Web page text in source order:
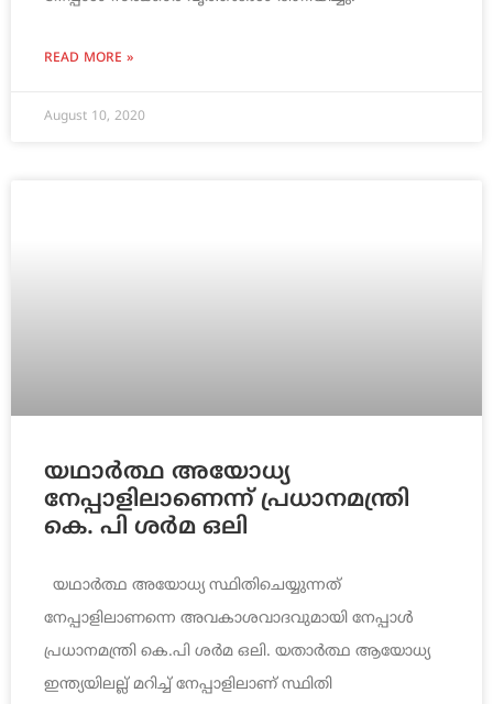
READ MORE »
August 10, 2020
യഥാര്‍ത്ഥ അയോധ്യ
നേപ്പാളിലാണെന്ന് പ്രധാനമന്ത്രി
കെ. പി ശര്‍മ ഒലി
യഥാര്‍ത്ഥ അയോധ്യ സ്ഥിതിചെയ്യുന്നത്
നേപ്പാളിലാണന്നെ അവകാശവാദവുമായി നേപ്പാള്‍
പ്രധാനമന്ത്രി കെ.പി ശര്‍മ ഒലി. യതാര്‍ത്ഥ ആയോധ്യ
ഇന്ത്യയിലല്ല് മറിച്ച് നേപ്പാളിലാണ് സ്ഥിതി